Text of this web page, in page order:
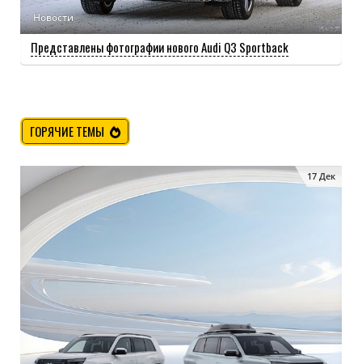
Новости
Представлены фотографии нового Audi Q3 Sportback
ГОРЯЧИЕ ТЕМЫ
17 Дек